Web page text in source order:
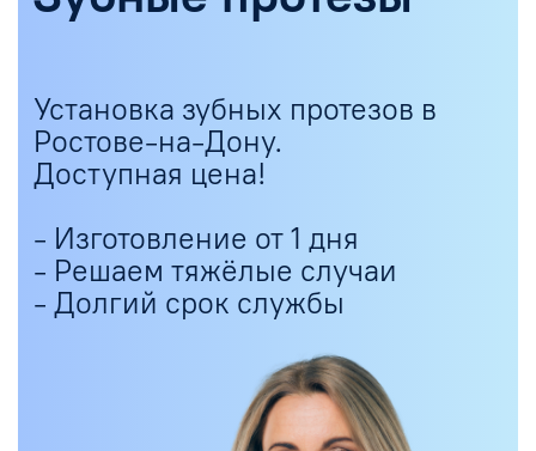
Установка зубных протезов в
- Изготовление от 1 дня
- Решаем тяжёлые случаи
- Долгий срок службы